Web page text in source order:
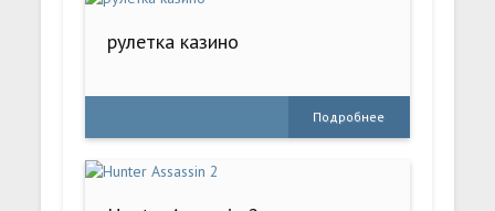
рулетка казино
Подробнее